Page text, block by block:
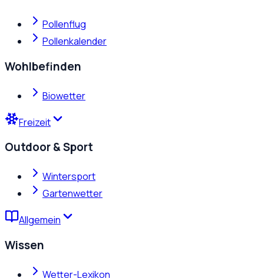
Pollenflug
Pollenkalender
Wohlbefinden
Biowetter
Freizeit
Outdoor & Sport
Wintersport
Gartenwetter
Allgemein
Wissen
Wetter-Lexikon